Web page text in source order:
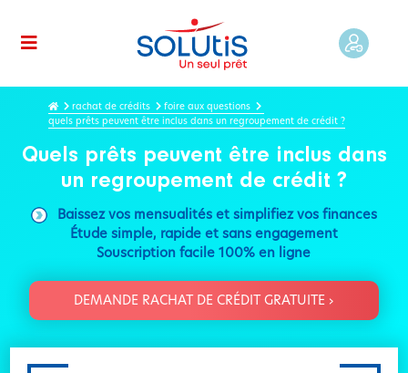
rachat de crédits
foire aux questions
quels prêts peuvent être inclus dans un regroupement de crédit ?
Quels prêts peuvent être inclus dans
un regroupement de crédit ?
Baissez vos mensualités et simplifiez vos finances
Étude simple, rapide et sans engagement
Souscription facile 100% en ligne
DEMANDE RACHAT DE CRÉDIT GRATUITE ›